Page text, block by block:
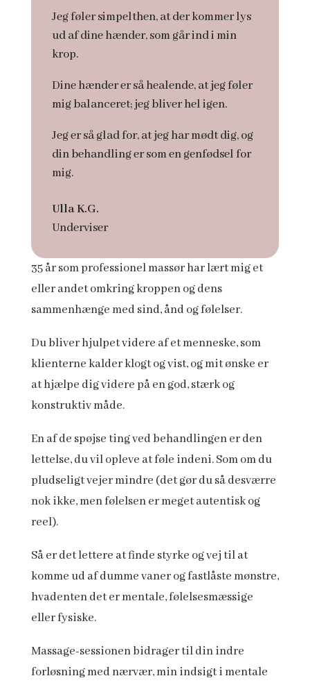
Jeg føler simpelthen, at der kommer lys
ud af dine hænder, som går ind i min
krop.
Dine hænder er så healende, at jeg føler
mig balanceret; jeg bliver hel igen.
Jeg er så glad for, at jeg har mødt dig, og
din behandling er som en genfødsel for
mig.
Ulla K.G.
Underviser
35 år som professionel massør har lært mig et
eller andet omkring kroppen og dens
sammenhænge med sind, ånd og følelser.
Du bliver hjulpet videre af et menneske, som
klienterne kalder klogt og vist, og mit ønske er
at hjælpe dig videre på en god, stærk og
konstruktiv måde.
En af de spøjse ting ved behandlingen er den
lettelse, du vil opleve at føle indeni. Som om du
pludseligt vejer mindre (det gør du så desværre
nok ikke, men følelsen er meget autentisk og
reel).
Så er det lettere at finde styrke og vej til at
komme ud af dumme vaner og fastlåste mønstre,
hvadenten det er mentale, følelsesmæssige
eller fysiske.
Massage-sessionen bidrager til din indre
forløsning med nærvær, min indsigt i mentale